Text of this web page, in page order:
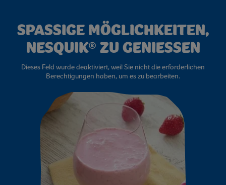
SPASSIGE MÖGLICHKEITEN,
NESQUIK® ZU GENIESSEN
Dieses Feld wurde deaktiviert, weil Sie nicht die erforderlichen
Berechtigungen haben, um es zu bearbeiten.